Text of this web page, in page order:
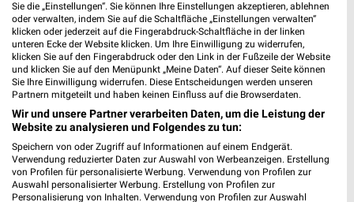
348,36 km
Jawa Reisen Paderborn
Giersstr. 20
33098 Paderborn
Heute 09:00 - 17:00 Uhr | Geöffnet
329,28 km
M-Tours Erlebnisreisen Osnabrück
Sie die „Einstellungen“. Sie können Ihre Einstellungen akzeptieren, ablehnen
oder verwalten, indem Sie auf die Schaltfläche „Einstellungen verwalten“
klicken oder jederzeit auf die Fingerabdruck-Schaltfläche in der linken
unteren Ecke der Website klicken. Um Ihre Einwilligung zu widerrufen,
klicken Sie auf den Fingerabdruck oder den Link in der Fußzeile der Website
und klicken Sie auf den Menüpunkt „Meine Daten“. Auf dieser Seite können
Sie Ihre Einwilligung widerrufen. Diese Entscheidungen werden unseren
Partnern mitgeteilt und haben keinen Einfluss auf die Browserdaten.
Wir und unsere Partner verarbeiten Daten, um die Leistung der
Website zu analysieren und Folgendes zu tun:
Speichern von oder Zugriff auf Informationen auf einem Endgerät.
Verwendung reduzierter Daten zur Auswahl von Werbeanzeigen. Erstellung
von Profilen für personalisierte Werbung. Verwendung von Profilen zur
Auswahl personalisierter Werbung. Erstellung von Profilen zur
Personalisierung von Inhalten. Verwendung von Profilen zur Auswahl